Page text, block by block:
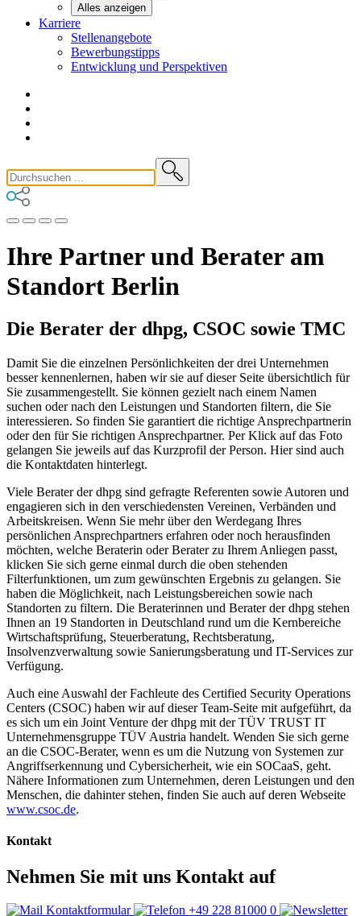
Alles anzeigen
Karriere
Stellenangebote
Bewerbungstipps
Entwicklung und Perspektiven
Ihre Partner und Berater am
Standort Berlin
Die Berater der dhpg, CSOC sowie TMC
Damit Sie die einzelnen Persönlichkeiten der drei Unternehmen
besser kennenlernen, haben wir sie auf dieser Seite übersichtlich für
Sie zusammengestellt. Sie können gezielt nach einem Namen
suchen oder nach den Leistungen und Standorten filtern, die Sie
interessieren. So finden Sie garantiert die richtige Ansprechpartnerin
oder den für Sie richtigen Ansprechpartner. Per Klick auf das Foto
gelangen Sie jeweils auf das Kurzprofil der Person. Hier sind auch
die Kontaktdaten hinterlegt.
Viele Berater der dhpg sind gefragte Referenten sowie Autoren und
engagieren sich in den verschiedensten Vereinen, Verbänden und
Arbeitskreisen. Wenn Sie mehr über den Werdegang Ihres
persönlichen Ansprechpartners erfahren oder noch herausfinden
möchten, welche Beraterin oder Berater zu Ihrem Anliegen passt,
klicken Sie sich gerne einmal durch die oben stehenden
Filterfunktionen, um zum gewünschten Ergebnis zu gelangen. Sie
haben die Möglichkeit, nach Leistungsbereichen sowie nach
Standorten zu filtern. Die Beraterinnen und Berater der dhpg stehen
Ihnen an 19 Standorten in Deutschland rund um die Kernbereiche
Wirtschaftsprüfung, Steuerberatung, Rechtsberatung,
Insolvenzverwaltung sowie Sanierungsberatung und IT-Services zur
Verfügung.
Auch eine Auswahl der Fachleute des Certified Security Operations
Centers (CSOC) haben wir auf dieser Team-Seite mit aufgeführt, da
es sich um ein Joint Venture der dhpg mit der TÜV TRUST IT
Unternehmensgruppe TÜV Austria handelt. Wenden Sie sich gerne
an die CSOC-Berater, wenn es um die Nutzung von Systemen zur
Angriffserkennung und Cybersicherheit, wie ein SOCaaS, geht.
Nähere Informationen zum Unternehmen, deren Leistungen und den
Menschen, die dahinter stehen, finden Sie auch auf deren Webseite
www.csoc.de.
Kontakt
Nehmen Sie mit uns Kontakt auf
Kontaktformular +49 228 81000 0